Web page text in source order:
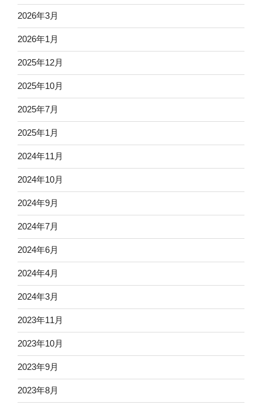
2026年3月
2026年1月
2025年12月
2025年10月
2025年7月
2025年1月
2024年11月
2024年10月
2024年9月
2024年7月
2024年6月
2024年4月
2024年3月
2023年11月
2023年10月
2023年9月
2023年8月